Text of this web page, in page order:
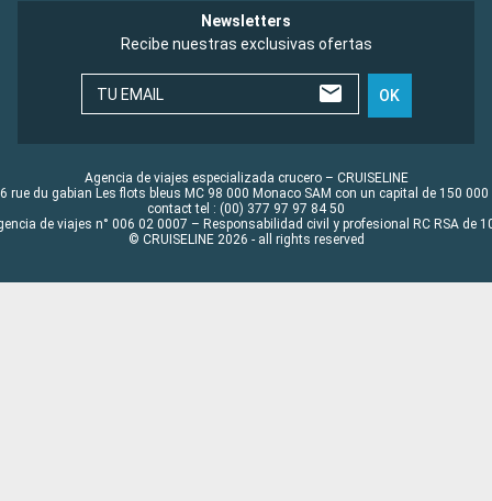
Newsletters
Recibe nuestras exclusivas ofertas
TU EMAIL OK
Agencia de viajes especializada crucero – CRUISELINE
rue du gabian Les flots bleus MC 98 000 Monaco SAM con un capital de 150 000
contact tel : (00) 377 97 97 84 50
de viajes n° 006 02 0007 – Responsabilidad civil y profesional RC RSA de
© CRUISELINE 2026 - all rights reserved